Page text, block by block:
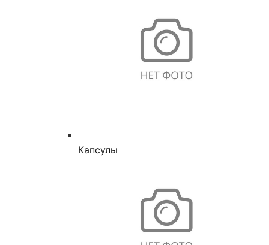
Капсулы